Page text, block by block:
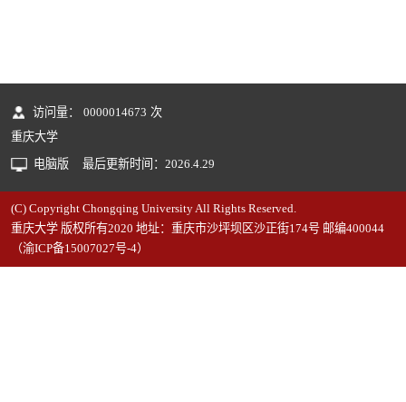
访问量： 0000014673 次
重庆大学
电脑版
最后更新时间： 2026 4. 29
(C) Copyright Chongqing University All Rights Reserved.
重庆大学 版权所有2020 地址：重庆市沙坪坝区沙正街174号 邮编400044
（渝ICP备15007027号-4）